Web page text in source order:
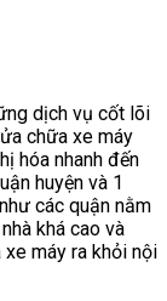
dịch vụ cốt lõi
chữa xe máy
hóa nhanh đến
huyện và 1
các quận nằm
khá cao và
máy ra khỏi nội